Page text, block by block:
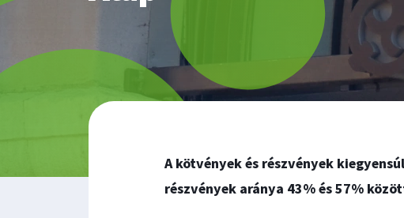
A kötvények és részvények
részvények aránya 43% és 57%